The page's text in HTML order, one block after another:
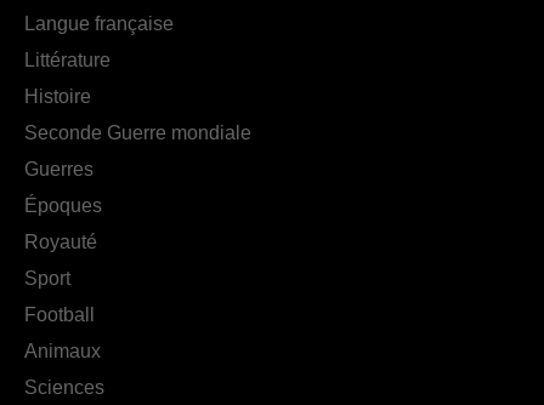
Langue française
Littérature
Histoire
Seconde Guerre mondiale
Guerres
Époques
Royauté
Sport
Football
Animaux
Sciences